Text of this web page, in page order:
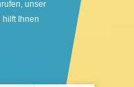
unser
hilft Ihnen